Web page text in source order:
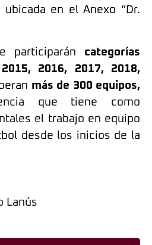
en el Anexo “Dr.
participarán categorías
2016, 2017, 2018,
más de 300 equipos,
que tiene como
el trabajo en equipo
desde los inicios de la
Lanús